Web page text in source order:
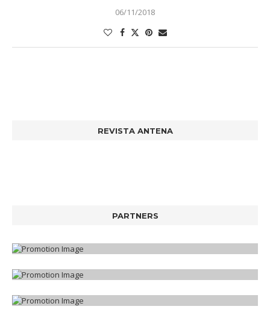
06/11/2018
REVISTA ANTENA
PARTNERS